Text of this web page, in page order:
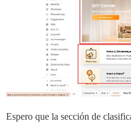
Espero que la sección de